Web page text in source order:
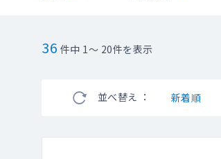
36 件中 1～ 20件を表示
並べ替え ： 新着順